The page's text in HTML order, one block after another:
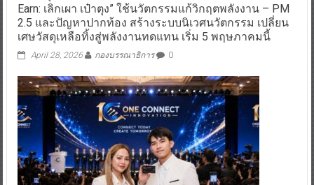
Earn: เลิกเผา เป๋าตุง” ใช้นวัตกรรมแก้วิกฤตพลังงาน – PM
2.5 และปัญหาปากท้อง สร้างระบบนิเวศนวัตกรรม เปลี่ยน
เศษวัสดุเหลือทิ้งสู่พลังงานทดแทน เริ่ม 5 พฤษภาคมนี้
April 28, 2026 กองบรรณาธิการ 0